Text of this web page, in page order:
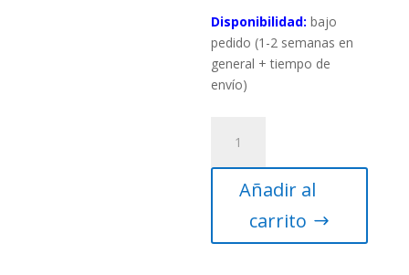
Disponibilidad: bajo
pedido (1-2 semanas en
general + tiempo de
envío)
Optika
B-
190TBPL
Añadir al
carrito